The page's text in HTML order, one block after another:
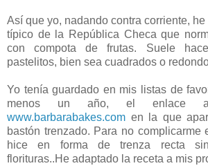
Así que yo, nadando contra corriente,
típico de la República Checa que
con compota de frutas. Suele
pastelitos, bien sea cuadrados o
Yo tenía guardado en mis listas de
menos un año, el
www.barbarabakes.com en la que
bastón trenzado. Para no complicarme
hice en forma de trenza recta
florituras..He adaptado la receta a mis